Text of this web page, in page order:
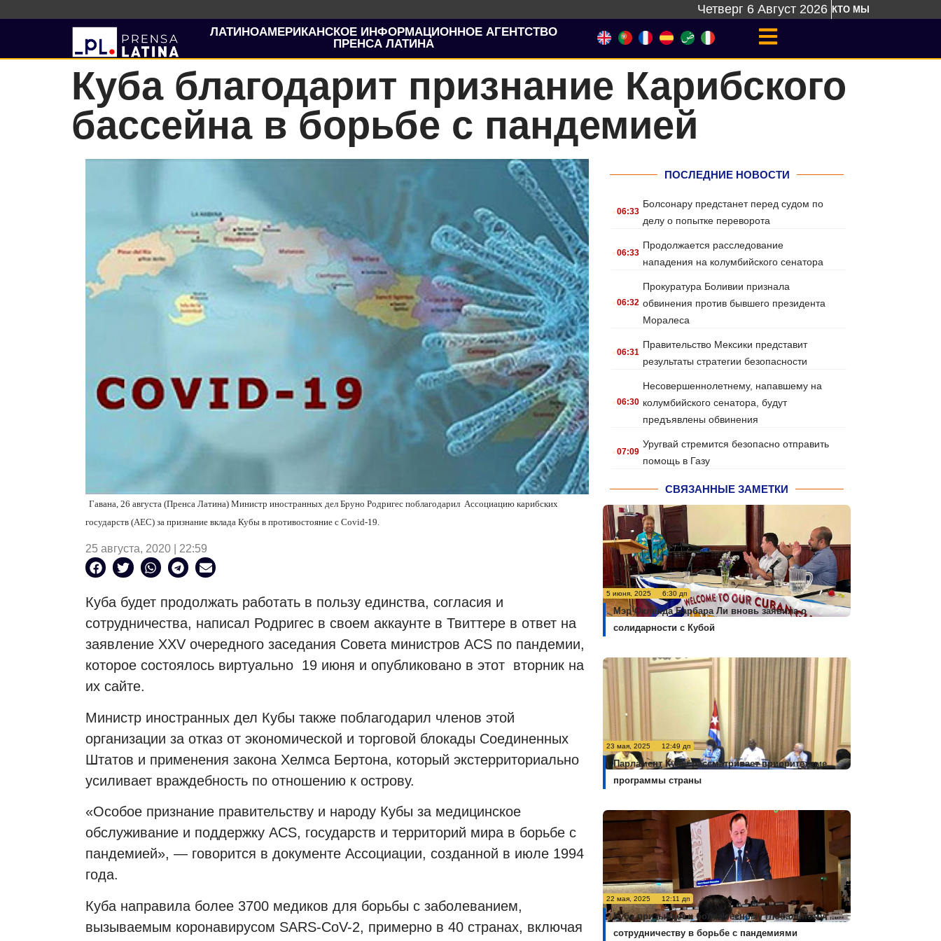
Четверг 6 Август 2026 КТО МЫ
ЛАТИНОАМЕРИКАНСКОЕ ИНФОРМАЦИОННОЕ АГЕНТСТВО
ПРЕНСА ЛАТИНА
Куба благодарит признание Карибского
бассейна в борьбе с пандемией
Гавана, 26 августа (Пренса Латина) Министр иностранных дел Бруно Родригес поблагодарил Ассоциацию карибских
государств (AEC) за признание вклада Кубы в противостояние с Covid-19.
25 августа, 2020 | 22:59
Куба будет продолжать работать в пользу единства, согласия и
сотрудничества, написал Родригес в своем аккаунте в Твиттере в ответ на
заявление XXV очередного заседания Совета министров ACS по пандемии,
которое состоялось виртуально 19 июня и опубликовано в этот вторник на
их сайте.
Министр иностранных дел Кубы также поблагодарил членов этой
организации за отказ от экономической и торговой блокады Соединенных
Штатов и применения закона Хелмса Бертона, который экстерриториально
усиливает враждебность по отношению к острову.
«Особое признание правительству и народу Кубы за медицинское
обслуживание и поддержку ACS, государств и территорий мира в борьбе с
пандемией», — говорится в документе Ассоциации, созданной в июле 1994
года.
Куба направила более 3700 медиков для борьбы с заболеванием,
вызываемым коронавирусом SARS-CoV-2, примерно в 40 странах, включая
ПОСЛЕДНИЕ НОВОСТИ
.06:33
Болсонару предстанет перед судом по
делу о попытке переворота
.06:33
Продолжается расследование
нападения на колумбийского сенатора
.06:32
Прокуратура Боливии признала
обвинения против бывшего президента
Моралеса
.06:31
Правительство Мексики представит
результаты стратегии безопасности
.06:30
Несовершеннолетнему, напавшему на
колумбийского сенатора, будут
предъявлены обвинения
.07:09
Уругвай стремится безопасно отправить
помощь в Газу
СВЯЗАННЫЕ ЗАМЕТКИ
5 июня, 2025 6:30 дп
Мэр Окленда Барбара Ли вновь заявила о
солидарности с Кубой
23 мая, 2025 12:49 дп
Парламент Кубы рассматривает приоритетные
программы страны
22 мая, 2025 12:11 дп
Куба призывает к более тесному глобальному
сотрудничеству в борьбе с пандемиями